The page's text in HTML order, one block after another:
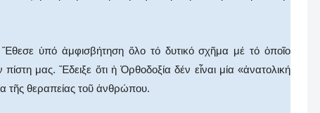
ὑπό ἀμφισβήτηση ὅλο τό δυτικό σχῆμα μέ τό ὁποῖο
μας. Ἔδειξε ὅτι ἡ Ὀρθοδοξία δέν εἶναι μία «ἀνατολική
τῆς θεραπείας τοῦ ἀνθρώπου.